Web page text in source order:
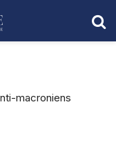
macroniens